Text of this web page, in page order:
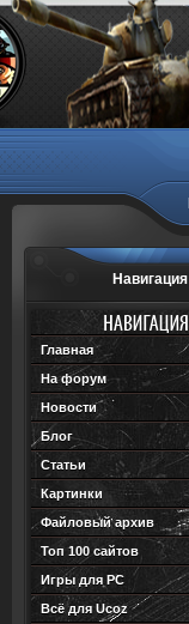
Навигация
Главная
На форум
Новости
Блог
Статьи
Картинки
Файловый архив
Топ 100 сайтов
Игры для PC
Всё для Ucoz